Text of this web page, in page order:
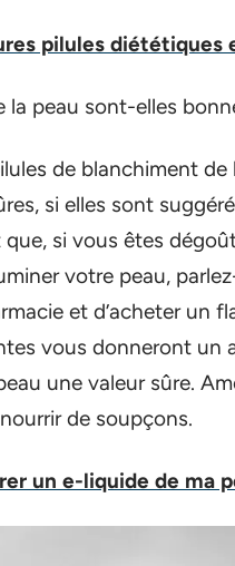
pilules diététiques
la peau sont-elles
de blanchiment de
si elles sont
que, si vous êtes
votre peau,
et d’acheter un
vous donneront
une valeur sûre.
de soupçons.
un e-liquide de ma